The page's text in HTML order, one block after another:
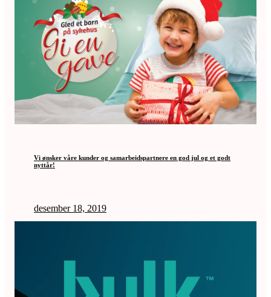
Vi ønsker våre kunder og samarbeidspartnere en god jul og et godt
nyttår!
desember 18, 2019